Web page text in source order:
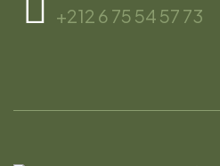
+212 6 75 54 57 73